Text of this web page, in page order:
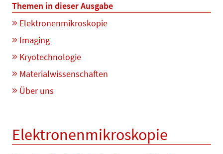
Themen in dieser Ausgabe
Elektronenmikroskopie
Imaging
Kryotechnologie
Materialwissenschaften
Über uns
Elektronenmikroskopie